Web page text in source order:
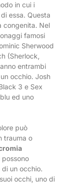
in cui i
essa. Questa
congenita. Nel
famosi
Sherwood
(Sherlock,
entrambi
occhio. Josh
3 e Sex
ed uno
può
trauma o
possono
un occhio.
occhi, uno di